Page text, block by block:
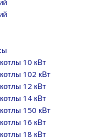
10 кВт
102 кВт
12 кВт
14 кВт
150 кВт
16 кВт
18 кВт